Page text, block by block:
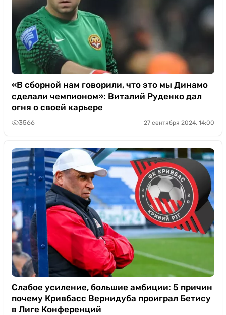
«В сборной нам говорили, что это мы Динамо
сделали чемпионом»: Виталий Руденко дал
огня о своей карьере
3566 27 сентября 2024, 14:00
Слабое усиление, большие амбиции: 5 причин
почему Кривбасс Вернидуба проиграл Бетису
в Лиге Конференций